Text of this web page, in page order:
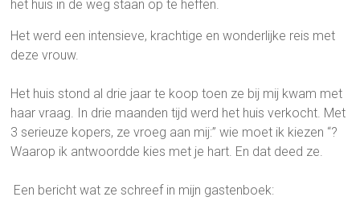
het huis in de weg staan op te heffen.
Het werd een intensieve, krachtige en wonderlijke reis met
deze vrouw.
Het huis stond al drie jaar te koop toen ze bij mij kwam met
haar vraag. In drie maanden tijd werd het huis verkocht. Met
3 serieuze kopers, ze vroeg aan mij:” wie moet ik kiezen “?
Waarop ik antwoordde kies met je hart. En dat deed ze.
Een bericht wat ze schreef in mijn gastenboek: